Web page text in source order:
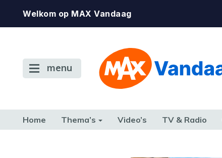
Welkom op MAX Vandaag
menu
Home Thema’s Video’s TV & Radio